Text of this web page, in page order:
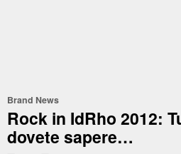
Brand News
Rock in IdRho 2012:
dovete sapere…